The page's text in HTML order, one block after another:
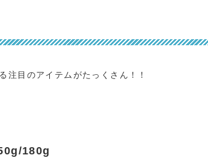
目のアイテムがたっくさん！！
180g